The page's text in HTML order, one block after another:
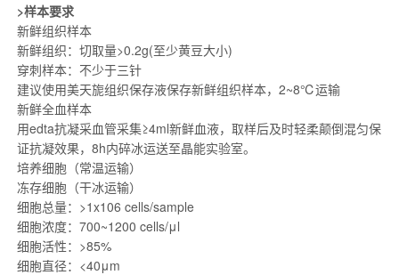
>样本要求
新鲜组织样本
新鲜组织：切取量>0.2g(至少黄豆大小)
穿刺样本：不少于三针
建议使用美天旎组织保存液保存新鲜组织样本，2~8℃运输
新鲜全血样本
用edta抗凝采血管采集≥4ml新鲜血液，取样后及时轻柔颠倒混匀保
证抗凝效果，8h内碎冰运送至晶能实验室。
培养细胞（常温运输）
冻存细胞（干冰运输）
细胞总量：>1x106 cells/sample
细胞浓度：700~1200 cells/μl
细胞活性：>85%
细胞直径：<40μm